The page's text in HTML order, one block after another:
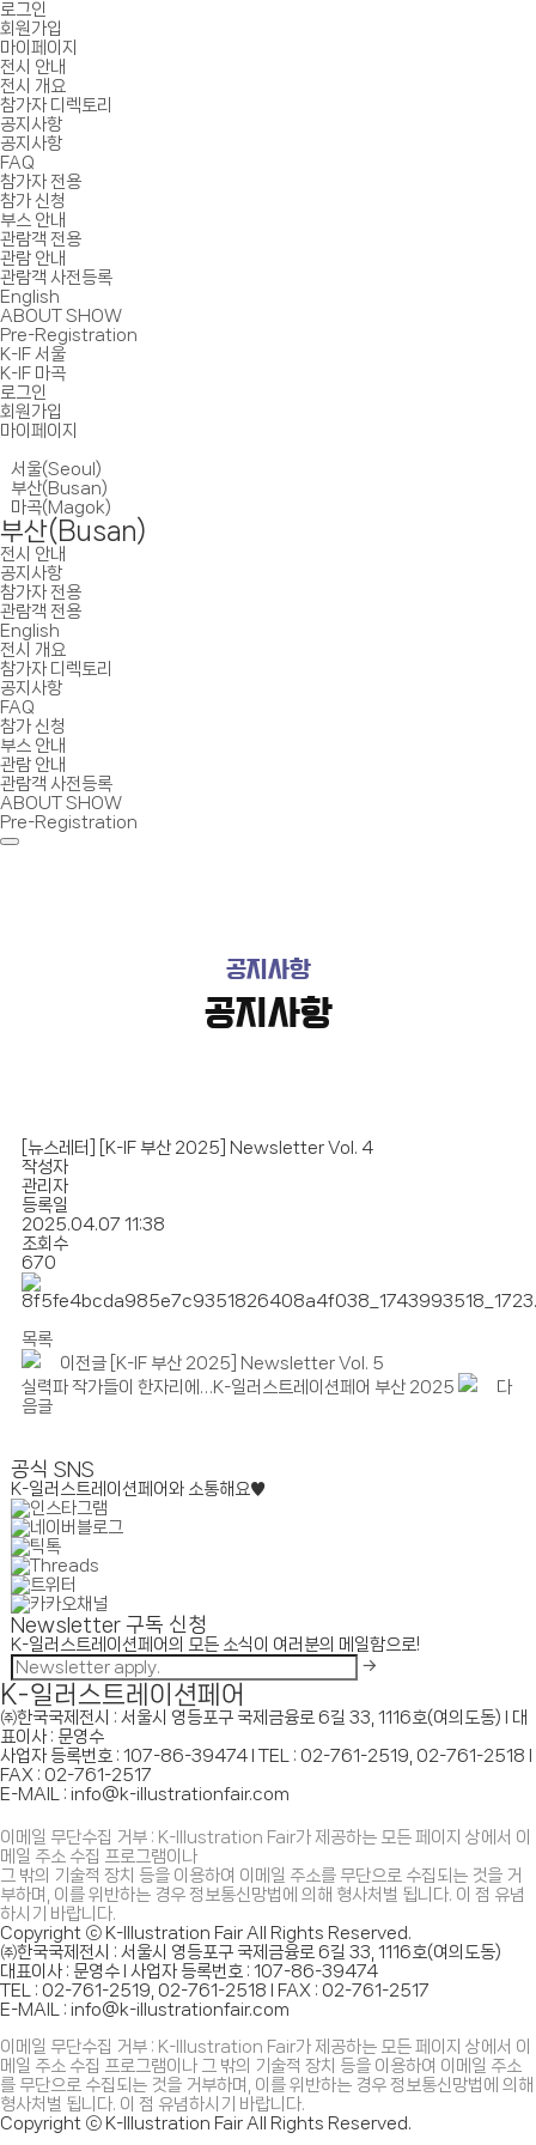
로그인
회원가입
마이페이지
전시 안내
전시 개요
참가자 디렉토리
공지사항
공지사항
FAQ
참가자 전용
참가 신청
부스 안내
관람객 전용
관람 안내
관람객 사전등록
English
ABOUT SHOW
Pre-Registration
K-IF 서울
K-IF 마곡
로그인
회원가입
마이페이지
서울(Seoul)
부산(Busan)
마곡(Magok)
부산(Busan)
전시 안내
공지사항
참가자 전용
관람객 전용
English
전시 개요
참가자 디렉토리
공지사항
FAQ
참가 신청
부스 안내
관람 안내
관람객 사전등록
ABOUT SHOW
Pre-Registration
공지사항
공지사항
[뉴스레터] [K-IF 부산 2025] Newsletter Vol. 4
작성자
관리자
등록일
2025.04.07 11:38
조회수
670
목록
이전글
[K-IF 부산 2025] Newsletter Vol. 5
실력파 작가들이 한자리에…K-일러스트레이션페어 부산 2025
다
음글
공식 SNS
K-일러스트레이션페어와 소통해요♥
Newsletter 구독 신청
K-일러스트레이션페어의 모든 소식이 여러분의 메일함으로!
K-일러스트레이션페어
㈜한국국제전시 : 서울시 영등포구 국제금융로 6길 33, 1116호(여의도동) I 대
표이사 : 문영수
사업자 등록번호 : 107-86-39474 I TEL : 02-761-2519, 02-761-2518 I
FAX : 02-761-2517
E-MAIL : info@k-illustrationfair.com
이메일 무단수집 거부 : K-Illustration Fair가 제공하는 모든 페이지 상에서 이
메일 주소 수집 프로그램이나
그 밖의 기술적 장치 등을 이용하여 이메일 주소를 무단으로 수집되는 것을 거
부하며, 이를 위반하는 경우 정보통신망법에 의해 형사처벌 됩니다. 이 점 유념
하시기 바랍니다.
Copyright ⓒ K-Illustration Fair All Rights Reserved.
㈜한국국제전시 : 서울시 영등포구 국제금융로 6길 33, 1116호(여의도동)
대표이사 : 문영수 I 사업자 등록번호 : 107-86-39474
TEL : 02-761-2519, 02-761-2518 I FAX : 02-761-2517
E-MAIL : info@k-illustrationfair.com
이메일 무단수집 거부 : K-Illustration Fair가 제공하는 모든 페이지 상에서 이
메일 주소 수집 프로그램이나 그 밖의 기술적 장치 등을 이용하여 이메일 주소
를 무단으로 수집되는 것을 거부하며, 이를 위반하는 경우 정보통신망법에 의해
형사처벌 됩니다. 이 점 유념하시기 바랍니다.
Copyright ⓒ K-Illustration Fair All Rights Reserved.